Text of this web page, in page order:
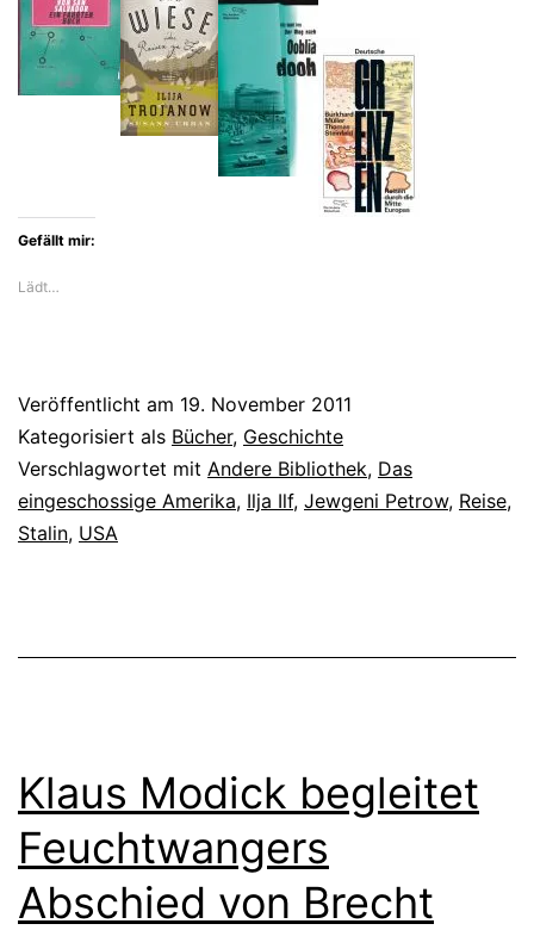
Gefällt mir:
Lädt…
Veröffentlicht am 19. November 2011
Kategorisiert als Bücher, Geschichte
Verschlagwortet mit Andere Bibliothek, Das
eingeschossige Amerika, Ilja Ilf, Jewgeni Petrow, Reise,
Stalin, USA
Klaus Modick begleitet
Feuchtwangers
Abschied von Brecht